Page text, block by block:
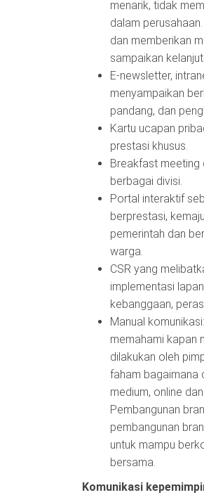
menarik, tidak
dalam
dan memberikan
sampaikan
E-newsletter,
menyampaikan
pandang, dan
Kartu ucapan
prestasi khusus.
Breakfast meeting
berbagai divisi.
Portal interaktif
berprestasi,
pemerintah dan
warga.
CSR yang
implementasi
kebanggaan,
Manual
memahami kapan
dilakukan oleh
faham bagaimana
medium, online
Pembangunan
pembangunan
untuk mampu
bersama.
Komunikasi